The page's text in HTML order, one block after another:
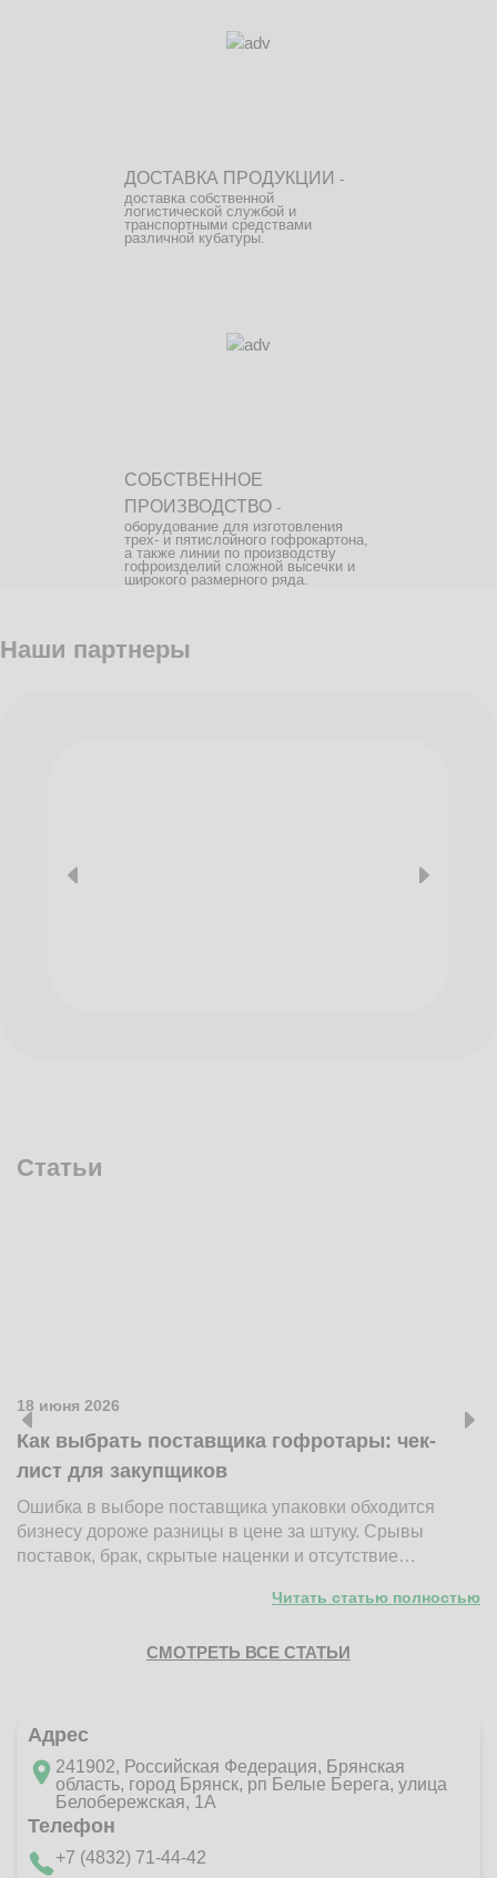
ДОСТАВКА ПРОДУКЦИИ -
доставка собственной
логистической службой и
транспортными средствами
различной кубатуры.
СОБСТВЕННОЕ
ПРОИЗВОДСТВО -
оборудование для изготовления
трех- и пятислойного гофрокартона,
а также линии по производству
гофроизделий сложной высечки и
широкого размерного ряда.
Наши партнеры
Статьи
18 июня 2026
Как выбрать поставщика гофротары: чек-
лист для закупщиков
Ошибка в выборе поставщика упаковки обходится
бизнесу дороже разницы в цене за штуку. Срывы
поставок, брак, скрытые наценки и отсутствие…
Читать статью полностью
СМОТРЕТЬ ВСЕ СТАТЬИ
Адрес
241902, Российская Федерация, Брянская
область, город Брянск, рп Белые Берега, улица
Белобережская, 1А
Телефон
+7 (4832) 71-44-42